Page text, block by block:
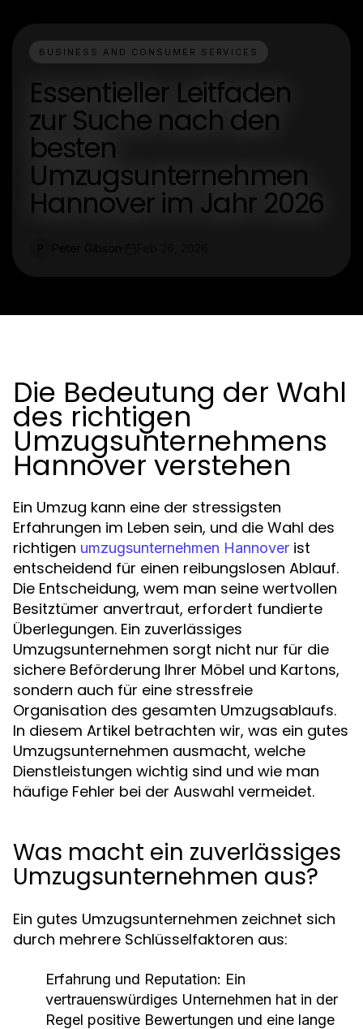
BUSINESS AND CONSUMER SERVICES
Essentieller Leitfaden
zur Suche nach den
besten
Umzugsunternehmen
Hannover im Jahr 2026
Die Bedeutung der Wahl
des richtigen
Umzugsunternehmens
Hannover verstehen
Ein Umzug kann eine der stressigsten
Erfahrungen im Leben sein, und die Wahl des
richtigen umzugsunternehmen Hannover ist
entscheidend für einen reibungslosen Ablauf.
Die Entscheidung, wem man seine wertvollen
Besitztümer anvertraut, erfordert fundierte
Überlegungen. Ein zuverlässiges
Umzugsunternehmen sorgt nicht nur für die
sichere Beförderung Ihrer Möbel und Kartons,
sondern auch für eine stressfreie
Organisation des gesamten Umzugsablaufs.
In diesem Artikel betrachten wir, was ein gutes
Umzugsunternehmen ausmacht, welche
Dienstleistungen wichtig sind und wie man
häufige Fehler bei der Auswahl vermeidet.
Was macht ein zuverlässiges
Umzugsunternehmen aus?
Ein gutes Umzugsunternehmen zeichnet sich
durch mehrere Schlüsselfaktoren aus:
Erfahrung und Reputation: Ein
vertrauenswürdiges Unternehmen hat in der
Regel positive Bewertungen und eine lange